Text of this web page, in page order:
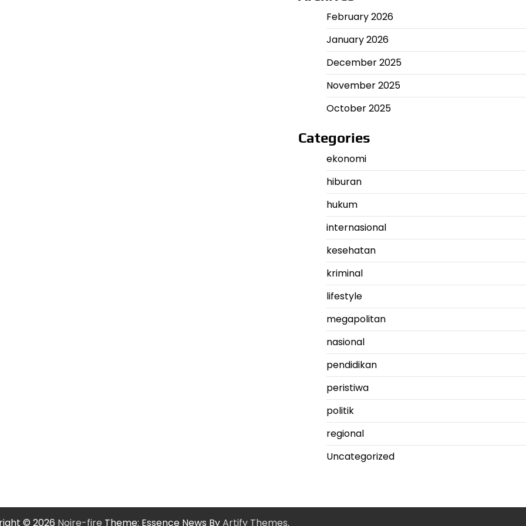
February 2026
January 2026
December 2025
November 2025
October 2025
Categories
ekonomi
hiburan
hukum
internasional
kesehatan
kriminal
lifestyle
megapolitan
nasional
pendidikan
peristiwa
politik
regional
Uncategorized
© 2026 Noire-fire Theme: Essence News ByArtify Themes.